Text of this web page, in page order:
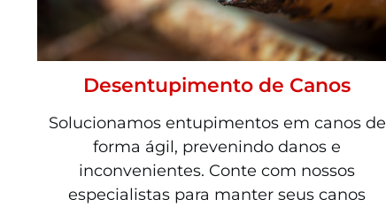
Desentupimento de Canos
Solucionamos entupimentos em canos de
forma ágil, prevenindo danos e
inconvenientes. Conte com nossos
especialistas para manter seus canos